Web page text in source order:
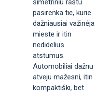
pasirenka tie, kurie
dažniausiai važinėja
mieste ir itin
nedidelius
atstumus.
Automobiliai dažnu
atveju mažesni, itin
kompaktiški, bet